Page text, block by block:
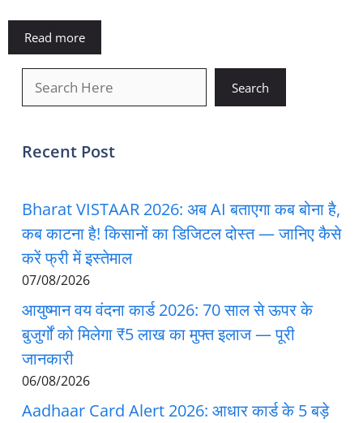
Read more
Search
Recent Post
Bharat VISTAAR 2026: अब AI बताएगा कब बोना है,
कब काटना है! किसानों का डिजिटल दोस्त — जानिए कैसे
करें फ्री में इस्तेमाल
07/08/2026
आयुष्मान वय वंदना कार्ड 2026: 70 साल से ऊपर के
बुजुर्गों को मिलेगा ₹5 लाख का मुफ्त इलाज — पूरी
जानकारी
06/08/2026
Aadhaar Card Alert 2026: आधार कार्ड के 5 बड़े